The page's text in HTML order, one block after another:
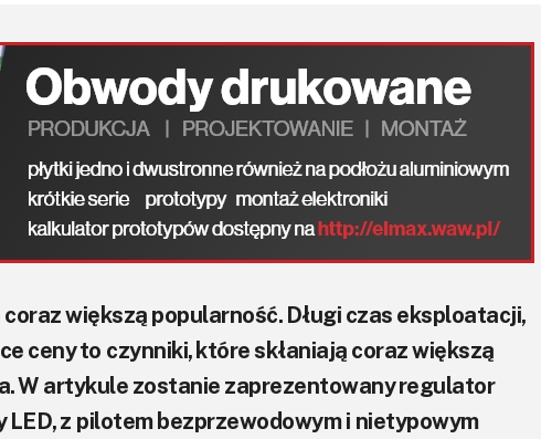
większą popularność. Długi czas eksploatacji,
ceny to czynniki, które skłaniają coraz większą
W artykule zostanie zaprezentowany regulator
LED, z pilotem bezprzewodowym i nietypowym